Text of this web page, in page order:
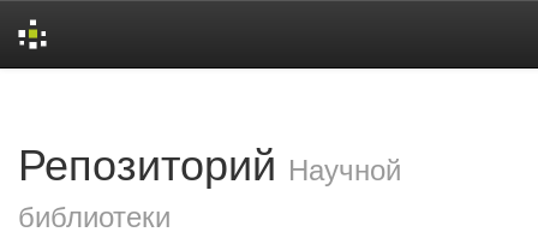
Репозиторий Научной
библиотеки